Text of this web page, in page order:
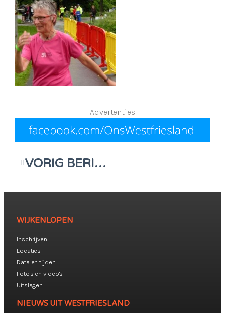
Advertenties
VORIG BERICHT
WIJKENLOPEN
Inschrijven
Locaties
Data en tijden
Foto's en video's
Uitslagen
NIEUWS UIT WESTFRIESLAND